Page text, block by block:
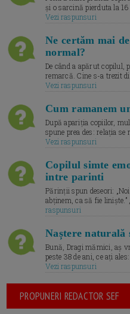
și o sarcină pierduta la
Vezi raspunsuri
Ne certăm mai
normal?
De când a apărut copilul,
remarcă. Cine s-a trezit
Vezi raspunsuri
Cum ramanem
După apariția copiilor,
spune prea des: relația
Vezi raspunsuri
Copilul simte
intre parinti
Părinții spun deseori:
abținem, ca să fie
raspunsuri
Naștere naturală
Bună, Dragi mămici, aș
peste 38 de ani, ce ați
Vezi raspunsuri
PROPUNERI REDACTOR SEF